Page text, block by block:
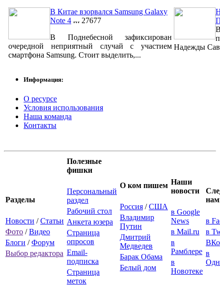
В Китае взорвался Samsung Galaxy
Note 4
27677
В Поднебесной зафиксирован
очередной неприятный случай с участием
смартфона Samsung. Стоит выделить,...
Надежды
Информация:
О ресурсе
Условия использования
Наша команда
Контакты
Разделы
Новости /Статьи
Фото /Видео
Блоги /Форум
Выбор редактора
Полезные
фишки
Персональный
раздел
Рабочий стол
Анкета юзера
Страница
опросов
Email-
подписка
Страница
меток
О ком пишем
Россия /США
Владимир
Путин
Дмитрий
Медведев
Барак Обама
Белый дом
Наши
новости
в Google
News
в Mail.ru
в
Рамблере
в
Новотеке
в
в
в